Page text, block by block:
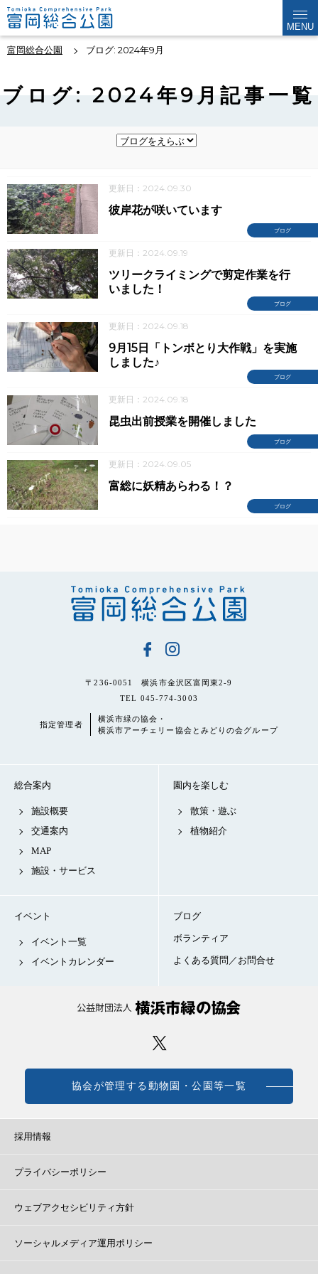
MENU
富岡総合公園 ブログ: 2024年9月
ブログ: 2024年9月記事一覧
更新日：2024.09.30
ブログ
彼岸花が咲いています
更新日：2024.09.19
ブログ
ツリークライミングで剪定作業を行
いました！
更新日：2024.09.18
ブログ
9月15日「トンボとり大作戦」を実施
しました♪
更新日：2024.09.18
ブログ
昆虫出前授業を開催しました
更新日：2024.09.05
ブログ
富総に妖精あらわる！？
〒236-0051 横浜市金沢区富岡東2-9
TEL 045-774-3003
指定管理者
横浜市緑の協会・
横浜市アーチェリー協会とみどりの会グループ
総合案内
施設概要
交通案内
MAP
施設・サービス
園内を楽しむ
散策・遊ぶ
植物紹介
イベント
イベント一覧
イベントカレンダー
ブログ
ボランティア
よくある質問／お問合せ
協会が管理する動物園・公園等一覧
採用情報
プライバシーポリシー
ウェブアクセシビリティ方針
ソーシャルメディア運用ポリシー